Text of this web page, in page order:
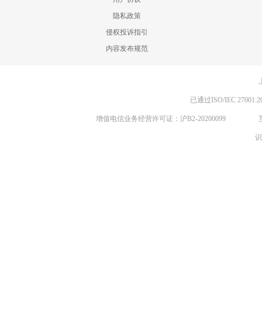
隐私政策
侵权投诉指引
内容发布规范
已通过ISO/IEC
增值电信业务经营许可证：沪B2-20200099